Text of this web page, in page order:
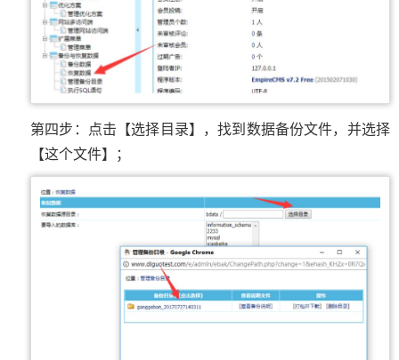
第四步：点击【选择目录】，找到数据备份文件，并选择
【这个文件】；